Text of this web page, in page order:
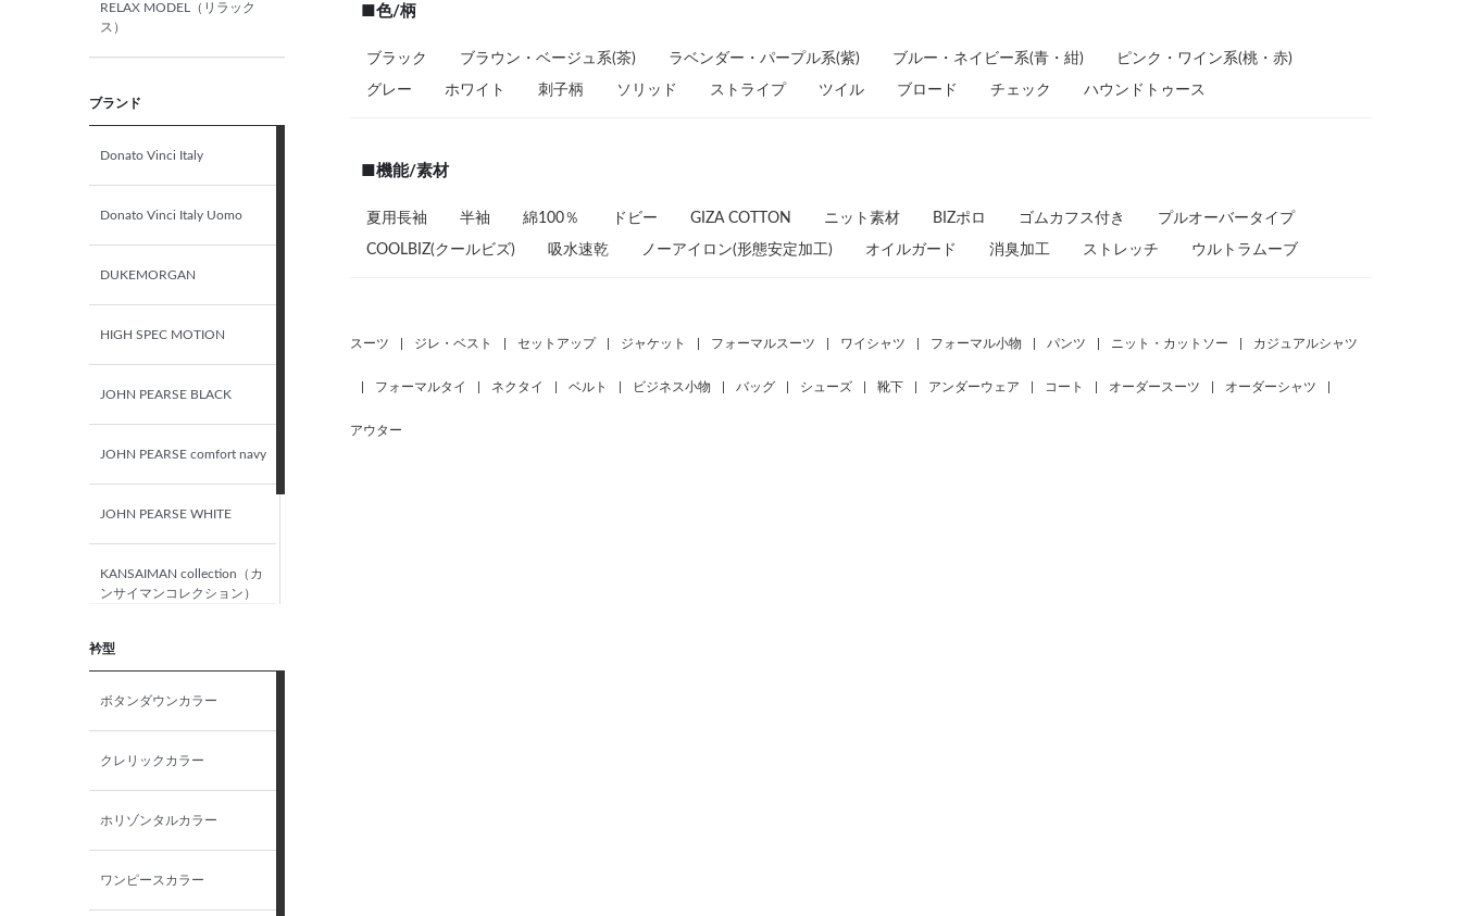
M（39）-80
M（39）-82
M（39）-84
40-84
40-86
L（41）-76
L（41）-78
RELAX MODEL（リラック
ス）
ブランド
Donato Vinci Italy
Donato Vinci Italy Uomo
DUKEMORGAN
HIGH SPEC MOTION
JOHN PEARSE BLACK
JOHN PEARSE comfort navy
JOHN PEARSE WHITE
KANSAIMAN collection（カ
ンサイマンコレクション）
DIFILONA
衿型
ボタンダウンカラー
クレリックカラー
ホリゾンタルカラー
ワンピースカラー
■色/柄
ブラック ブラウン・ベージュ系(茶) ラベンダー・パープル系(紫) ブルー・ネイビー系(青・紺) ピンク・ワイン系(桃・赤)
グレー ホワイト 刺子柄 ソリッド ストライプ ツイル ブロード チェック ハウンドトゥース
■機能/素材
夏用長袖 半袖 綿100％ ドビー GIZA COTTON ニット素材 BIZポロ ゴムカフス付き プルオーバータイプ
COOLBIZ(クールビズ) 吸水速乾 ノーアイロン(形態安定加工) オイルガード 消臭加工 ストレッチ ウルトラムーブ
スーツ ジレ・ベスト セットアップ ジャケット フォーマルスーツ ワイシャツ フォーマル小物 パンツ ニット・カットソー カジュアルシャツ
フォーマルタイ ネクタイ ベルト ビジネス小物 バッグ シューズ 靴下 アンダーウェア コート オーダースーツ オーダーシャツ
アウター